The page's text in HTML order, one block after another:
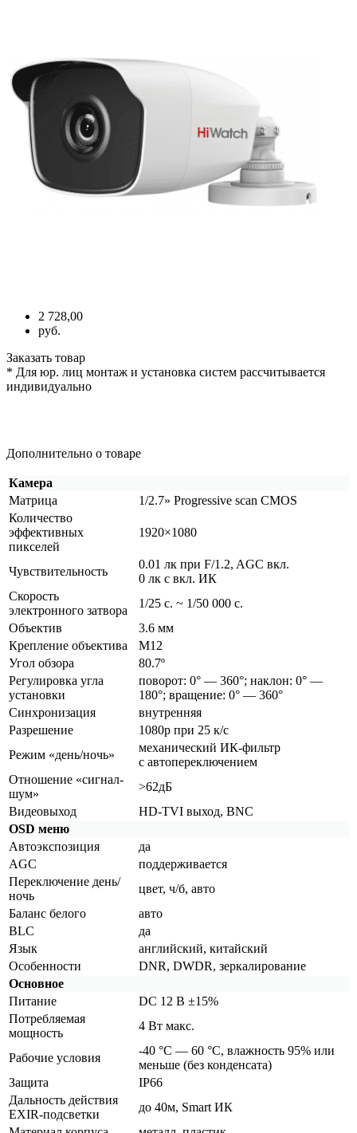
2 728,00
руб.
Заказать товар
* Для юр. лиц монтаж и установка систем рассчитывается
индивидуально
Дополнительно о товаре
Камера
Матрица
1/2.7» Progressive scan CMOS
Количество
эффективных
пикселей
1920×1080
Чувствительность
0.01 лк при F/1.2, AGC вкл.
0 лк с вкл. ИК
Скорость
электронного затвора
1/25 с. ~ 1/50 000 с.
Объектив
3.6 мм
Крепление объектива
М12
Угол обзора
80.7º
Регулировка угла
установки
поворот: 0° — 360°; наклон: 0° —
180°; вращение: 0° — 360°
Синхронизация
внутренняя
Разрешение
1080p при 25 к/с
Режим «день/ночь»
механический ИК-фильтр
с автопереключением
Отношение «сигнал-
шум»
˃62дБ
Видеовыход
HD-TVI выход, BNC
OSD меню
Автоэкспозиция
да
AGC
поддерживается
Переключение день/
ночь
цвет, ч/б, авто
Баланс белого
авто
BLC
да
Язык
английский, китайский
Особенности
DNR, DWDR, зеркалирование
Основное
Питание
DC 12 В ±15%
Потребляемая
мощность
4 Вт макс.
Рабочие условия
-40 °С — 60 °С, влажность 95% или
меньше (без конденсата)
Защита
IP66
Дальность действия
EXIR-подсветки
до 40м, Smart ИК